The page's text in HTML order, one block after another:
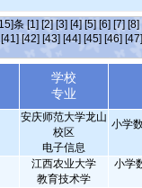
条 [1] [2] [3] [4] [5] [6] [7] [8]
[41] [42] [43] [44] [45] [46] [47]
学校
专业
安庆师范大学龙山
校区
电子信息
小学
江西农业大学
教育技术学
小学